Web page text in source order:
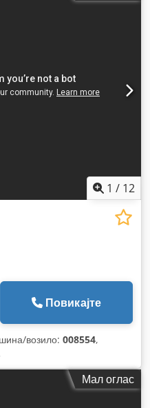
1 / 12
Повикајте
возило: 008554,
Мал оглас